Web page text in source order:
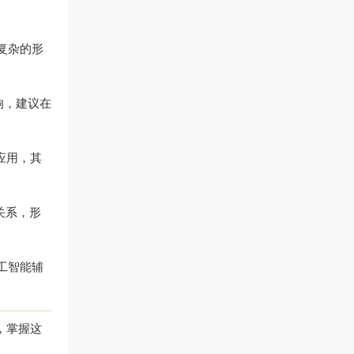
杂的形
建议在
用，其
系，形
智能辅
掌握这